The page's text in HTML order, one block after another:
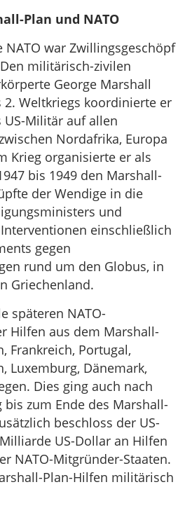
Plan und NATO
NATO war Zwillingsgeschöpf
militärisch-zivilen
George Marshall
2. Weltkriegs koordinierte er
US-Militär auf allen
Nordafrika, Europa
Krieg organisierte er als
bis 1949 den Marshall-
der Wendige in die
und
einschließlich
gegen
rund um den Globus, in
Griechenland.
späteren NATO-
Hilfen aus dem Marshall-
Frankreich, Portugal,
Luxemburg, Dänemark,
Dies ging auch nach
bis zum Ende des Marshall-
beschloss der US-
US-Dollar an Hilfen
NATO-Mitgründer-Staaten.
Plan-Hilfen militärisch